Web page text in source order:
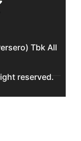
Tbk All
reserved.